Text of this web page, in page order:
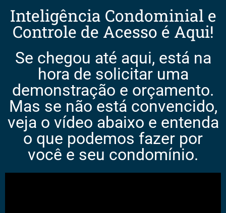
Inteligência Condominial e
Controle de Acesso é Aqui!
Se chegou até aqui, está na
hora de solicitar uma
demonstração e orçamento.
Mas se não está convencido,
veja o vídeo abaixo e entenda
o que podemos fazer por
você e seu condomínio.